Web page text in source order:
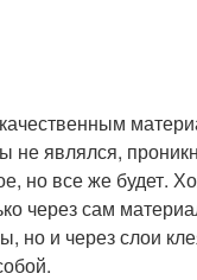
не являлся,
но все же будет.
через сам
но и через слои